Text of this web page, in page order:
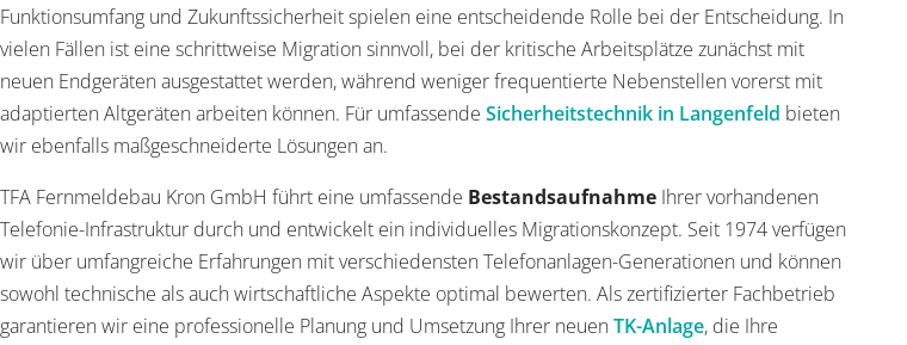
Funktionsumfang und Zukunftssicherheit spielen eine entscheidende Rolle bei der Entscheidung. In
vielen Fällen ist eine schrittweise Migration sinnvoll, bei der kritische Arbeitsplätze zunächst mit
neuen Endgeräten ausgestattet werden, während weniger frequentierte Nebenstellen vorerst mit
adaptierten Altgeräten arbeiten können. Für umfassende Sicherheitstechnik in Langenfeld bieten
wir ebenfalls maßgeschneiderte Lösungen an.
TFA Fernmeldebau Kron GmbH führt eine umfassende Bestandsaufnahme Ihrer vorhandenen
Telefonie-Infrastruktur durch und entwickelt ein individuelles Migrationskonzept. Seit 1974 verfügen
wir über umfangreiche Erfahrungen mit verschiedensten Telefonanlagen-Generationen und können
sowohl technische als auch wirtschaftliche Aspekte optimal bewerten. Als zertifizierter Fachbetrieb
garantieren wir eine professionelle Planung und Umsetzung Ihrer neuenTK-Anlage, die Ihre